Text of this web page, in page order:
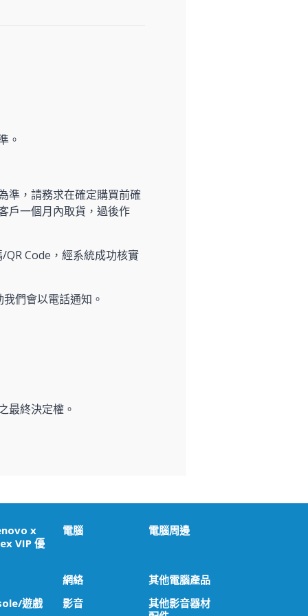
。
準，請務求在確定購買前確
戶一個月內取貨，過後作
Code，經系統成功核實
們會以電話通知。
最終決定權。
x
VIP 優
電腦 電腦周邊
網絡
其他電腦產品
遊戲
影音
其他影音器材